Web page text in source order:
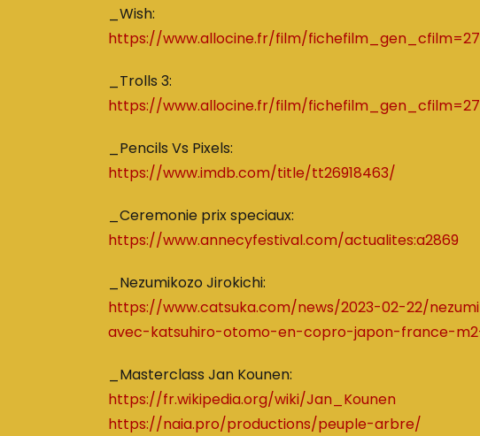
_Wish:
https://www.allocine.fr/film/
_Trolls 3:
https://www.allocine.fr/film/
_Pencils Vs Pixels:
https://www.imdb.com/title/tt26918463/
_Ceremonie prix speciaux:
https://www.annecyfestival.com/actualites:a2869
_Nezumikozo Jirokichi:
https://www.catsuka.com/news/2023-02-22/
avec-katsuhiro-otomo-en-copro-japon-france-
_Masterclass Jan Kounen:
https://fr.wikipedia.org/wiki/Jan_Kounen
https://naia.pro/productions/peuple-arbre/